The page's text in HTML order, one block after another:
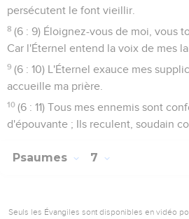
persécutent le font vieillir.
8 (6 : 9) Éloignez-vous de moi, vous
Car l'Éternel entend la voix de mes
9 (6 : 10) L'Éternel exauce mes
accueille ma prière.
10 (6 : 11) Tous mes ennemis sont
d'épouvante ; Ils reculent, soudain
Psaumes 7
Seuls les Évangiles sont disponibles en vidéo